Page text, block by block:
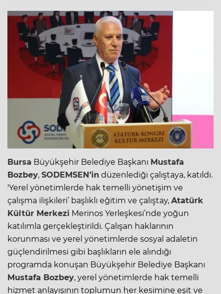
Bursa Büyükşehir Belediye Başkanı Mustafa
Bozbey, SODEMSEN’in düzenlediği çalıştaya, katıldı.
'Yerel yönetimlerde hak temelli yönetişim ve
çalışma ilişkileri’ başlıklı eğitim ve çalıştay, Atatürk
Kültür Merkezi Merinos Yerleşkesi’nde yoğun
katılımla gerçekleştirildi. Çalışan haklarının
korunması ve yerel yönetimlerde sosyal adaletin
güçlendirilmesi gibi başlıkların ele alındığı
programda konuşan Büyükşehir Belediye Başkanı
Mustafa Bozbey, yerel yönetimlerde hak temelli
hizmet anlayışının toplumun her kesimine eşit ve